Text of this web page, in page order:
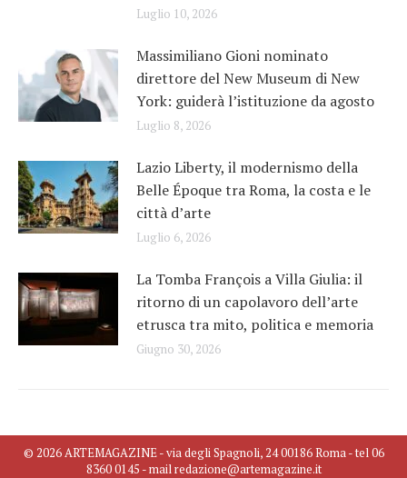
Luglio 10, 2026
Massimiliano Gioni nominato
direttore del New Museum di New
York: guiderà l’istituzione da agosto
Luglio 8, 2026
Lazio Liberty, il modernismo della
Belle Époque tra Roma, la costa e le
città d’arte
Luglio 6, 2026
La Tomba François a Villa Giulia: il
ritorno di un capolavoro dell’arte
etrusca tra mito, politica e memoria
Giugno 30, 2026
© 2026 ARTEMAGAZINE - via degli Spagnoli, 24 00186 Roma - tel 06
8360 0145 - mail redazione@artemagazine.it